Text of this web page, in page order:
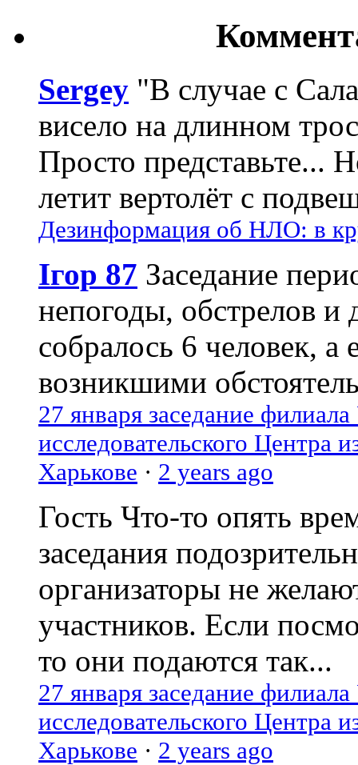
Sergey "В случае с
висело на длинном
Просто представьте...
летит вертолёт с
Дезинформация об НЛО: в
Ігор 87 Заседание
непогоды, обстрелов и
собралось 6 человек, а
возникшими
27 января заседание
исследовательского Центра
Харькове · 2 years ago
Гость Что-то опять
заседания
организаторы не
участников. Если
то они подаются так...
27 января заседание
исследовательского Центра
Харькове · 2 years ago